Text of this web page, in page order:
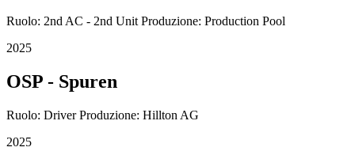
Ruolo: 2nd AC - 2nd Unit Produzione: Production Pool
2025
OSP - Spuren
Ruolo: Driver Produzione: Hillton AG
2025